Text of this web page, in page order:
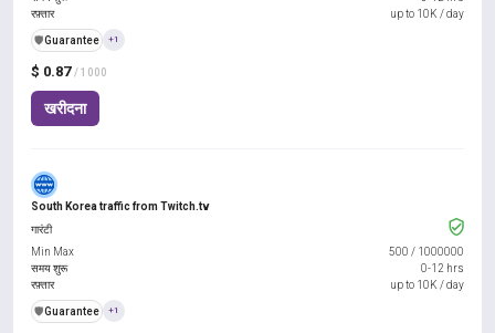
$ 0.87 / 1000
खरीदना
रफ़्तार
up to 10K / day
️🛡️Guarantee +1
South Korea traffic from Twitch.tv
गारंटी
Min Max
500 / 1000000
समय शुरू
0-12 hrs
रफ़्तार
up to 10K / day
️🛡️Guarantee +1